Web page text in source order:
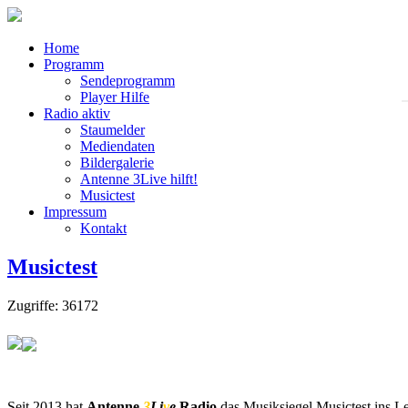
Home
Programm
Sendeprogramm
Player Hilfe
Radio aktiv
Staumelder
Mediendaten
Bildergalerie
Antenne 3Live hilft!
Musictest
Impressum
Kontakt
Musictest
Zugriffe: 36172